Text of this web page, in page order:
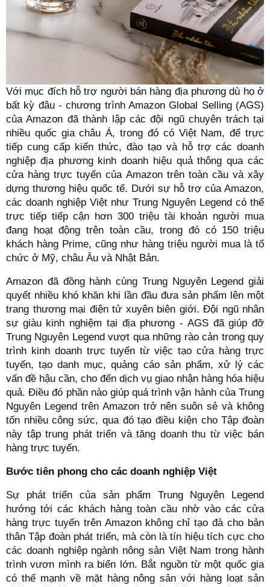
Với mục đích hỗ trợ người bán hàng địa phương dù họ ở
bất kỳ đâu - chương trình Amazon Global Selling (AGS)
của Amazon đã thành lập các đội ngũ chuyên trách tại
nhiều quốc gia châu Á, trong đó có Việt Nam, để trực
tiếp cung cấp kiến thức, đào tạo và hỗ trợ các doanh
nghiệp địa phương kinh doanh hiệu quả thông qua các
cửa hàng trực tuyến của Amazon trên toàn cầu và xây
dựng thương hiệu quốc tế. Dưới sự hỗ trợ của Amazon,
các doanh nghiệp Việt như Trung Nguyên Legend có thể
trực tiếp tiếp cận hơn 300 triệu tài khoản người mua
đang hoạt động trên toàn cầu, trong đó có 150 triệu
khách hàng Prime, cũng như hàng triệu người mua là tổ
chức ở Mỹ, châu Âu và Nhật Bản.
Amazon đã đồng hành cùng Trung Nguyên Legend giải
quyết nhiều khó khăn khi lần đầu đưa sản phẩm lên một
trang thương mại điện tử xuyên biên giới. Đội ngũ nhân
sự giàu kinh nghiệm tại địa phương - AGS đã giúp đỡ
Trung Nguyên Legend vượt qua những rào cản trong quy
trình kinh doanh trực tuyến từ việc tạo cửa hàng trực
tuyến, tạo danh mục, quảng cáo sản phẩm, xử lý các
vấn đề hậu cần, cho đến dịch vụ giao nhận hàng hóa hiệu
quả. Điều đó phần nào giúp quá trình vận hành của Trung
Nguyên Legend trên Amazon trở nên suôn sẻ và không
tốn nhiều công sức, qua đó tạo điều kiện cho Tập đoàn
này tập trung phát triển và tăng doanh thu từ việc bán
hàng trực tuyến.
Bước tiên phong cho các doanh nghiệp Việt
Sự phát triển của sản phẩm Trung Nguyên Legend
hướng tới các khách hàng toàn cầu nhờ vào các cửa
hàng trực tuyến trên Amazon không chỉ tạo đà cho bản
thân Tập đoàn phát triển, mà còn là tín hiệu tích cực cho
các doanh nghiệp ngành nông sản Việt Nam trong hành
trình vươn mình ra biển lớn. Bắt nguồn từ một quốc gia
có thế mạnh về mặt hàng nông sản với hàng loạt sản